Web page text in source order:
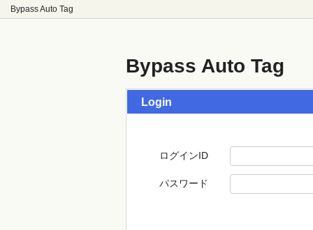
Bypass Auto Tag
Bypass Auto Tag
Login
ログインID
パスワード